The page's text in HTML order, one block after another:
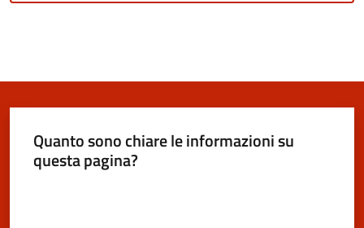
gli
argomenti...
Seguici
Quanto sono chiare le informazioni su
questa pagina?